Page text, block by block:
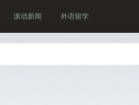
滚动新闻 外语留学